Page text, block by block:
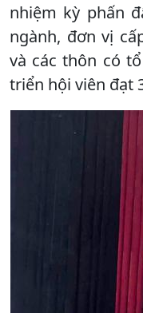
nhiệm kỳ phấn
ngành, đơn vị
và các thôn có
triển hội viên đạt